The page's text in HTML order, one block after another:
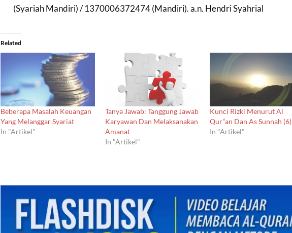
(Syariah Mandiri) / 1370006372474 (Mandiri). a.n. Hendri Syahrial
Related
Beberapa Masalah Keuangan
Yang Melanggar Syariat
In "Artikel"
Tanya Jawab: Tanggung Jawab
Karyawan Dan Melaksanakan
Amanat
In "Artikel"
Kunci Rizki Menurut Al
Qur”an Dan As Sunnah (6)
In "Artikel"